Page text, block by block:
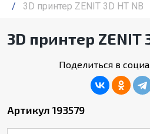
/
3D принтер ZENIT 3D HT NB
3D принтер ZENIT
Поделиться в
Артикул 193579